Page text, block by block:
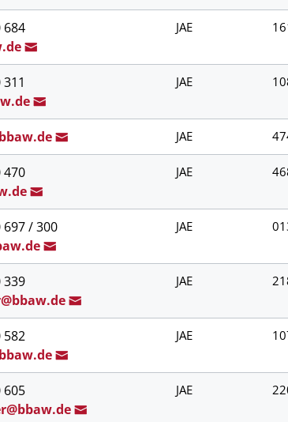
684
JAE
e
JAE
.de JAE
470
JAE
697 / 300
JAE
339
e
JAE
582
w.de
JAE
605
aw.de
JAE